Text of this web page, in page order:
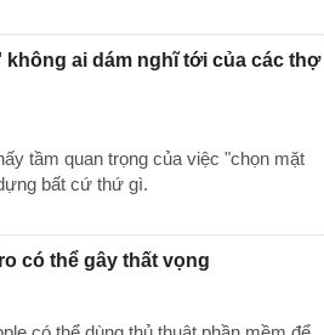
ai dám nghĩ tới của các thợ
tầm quan trọng của việc "chọn mặt
bất cứ thứ gì.
có thể gây thất vọng